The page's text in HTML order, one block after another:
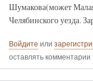
Шумакова(может
Челябинского уезда.
Войдите или
оставлять комментарии